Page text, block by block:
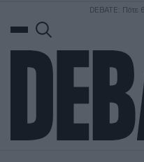
DEBATE: Πότε